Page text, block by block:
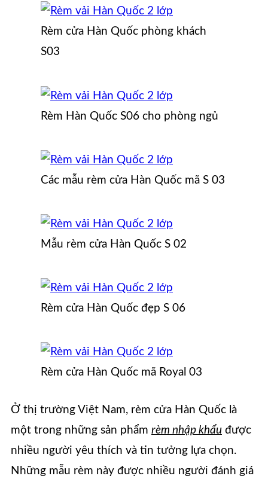
Rèm cửa Hàn Quốc phòng khách
S03
Rèm Hàn Quốc S06 cho phòng ngủ
Các mẫu rèm cửa Hàn Quốc mã S 03
Mẫu rèm cửa Hàn Quốc S 02
Rèm cửa Hàn Quốc đẹp S 06
Rèm cửa Hàn Quốc mã Royal 03
Ở thị trường Việt Nam, rèm cửa Hàn Quốc là
một trong những sản phẩm rèm nhập khẩu được
nhiều người yêu thích và tin tưởng lựa chọn.
Những mẫu rèm này được nhiều người đánh giá